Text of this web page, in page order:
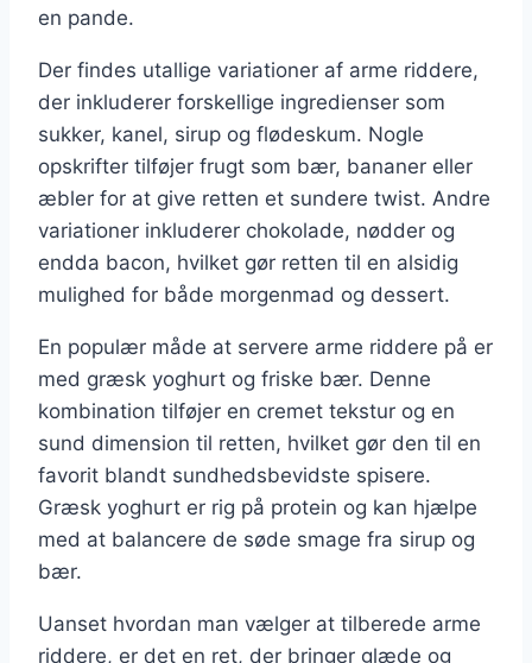
en pande.
Der findes utallige variationer af arme riddere,
der inkluderer forskellige ingredienser som
sukker, kanel, sirup og flødeskum. Nogle
opskrifter tilføjer frugt som bær, bananer eller
æbler for at give retten et sundere twist. Andre
variationer inkluderer chokolade, nødder og
endda bacon, hvilket gør retten til en alsidig
mulighed for både morgenmad og dessert.
En populær måde at servere arme riddere på er
med græsk yoghurt og friske bær. Denne
kombination tilføjer en cremet tekstur og en
sund dimension til retten, hvilket gør den til en
favorit blandt sundhedsbevidste spisere.
Græsk yoghurt er rig på protein og kan hjælpe
med at balancere de søde smage fra sirup og
bær.
Uanset hvordan man vælger at tilberede arme
riddere, er det en ret, der bringer glæde og